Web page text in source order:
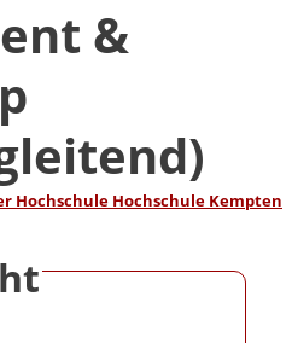
&